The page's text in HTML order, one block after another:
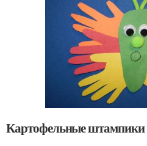
Картофельные штампики